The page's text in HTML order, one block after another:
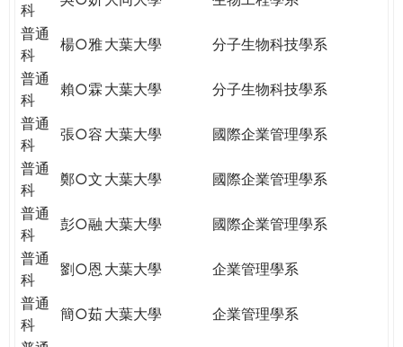
科
普通
科
楊○雅大葉大學
分子生物科技學系
普通
科
賴○霖 大葉大學
分子生物科技學系
普通
科
張○容 大葉大學
國際企業管理學系
普通
科
鄭○文 大葉大學
國際企業管理學系
普通
科
彭○融 大葉大學
國際企業管理學系
普通
科
劉○恩 大葉大學
企業管理學系
普通
科
簡○茹大葉大學
企業管理學系